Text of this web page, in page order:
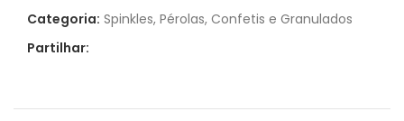
Categoria: Spinkles, Pérolas, Confetis e Granulados
Partilhar: